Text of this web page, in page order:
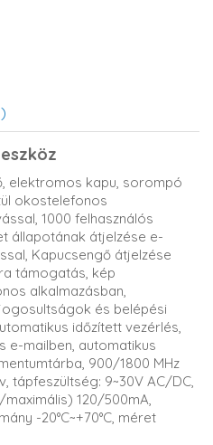
elektromos kapu, sorompó
okostelefonos
1000 felhasználós
állapotának átjelzése e-
Kapucsengő átjelzése
támogatás, kép
alkalmazásban,
és belépési
időzített vezérlés,
e-mailben, automatikus
900/1800 MHz
tápfeszültség: 9~30V AC/DC,
120/500mA,
-20°C~+70°C, méret